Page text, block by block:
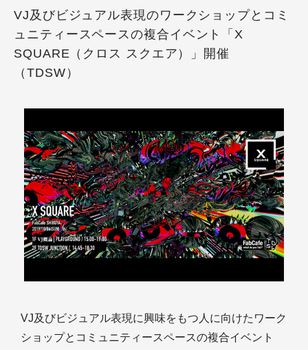
VJ及びビジュアル表現のワークショップとコミ
ュニティースペースの複合イベント「X
SQUARE（クロス スクエア）」開催
（TDSW）
VJ及びビジュアル表現に興味をもつ人に向けたワーク
ショップとコミュニティースペースの複合イベント